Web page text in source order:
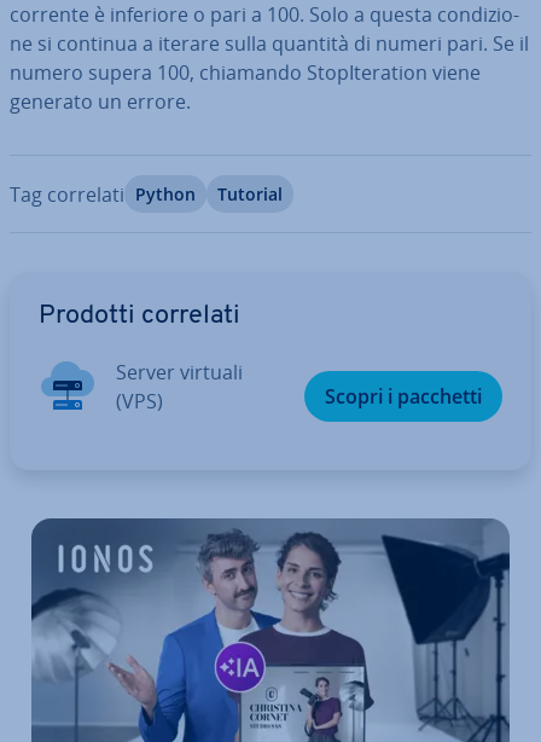
corrente è inferiore o pari a 100. Solo a questa con­di­zio­
ne si continua a iterare sulla quantità di numeri pari. Se il
numero supera 100, chiamando Sto­pI­te­ra­tion viene
generato un errore.
Tag correlati Python Tutorial
Prodotti correlati
Server virtuali
(VPS)
Scopri i pacchetti